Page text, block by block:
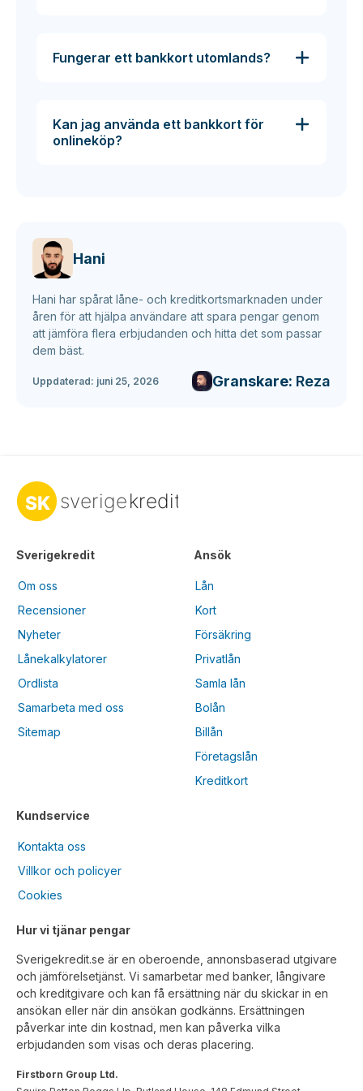
Fungerar ett bankkort utomlands?
Kan jag använda ett bankkort för
onlineköp?
Hani
Hani har spårat låne- och kreditkortsmarknaden under
åren för att hjälpa användare att spara pengar genom
att jämföra flera erbjudanden och hitta det som passar
dem bäst.
Uppdaterad: juni 25, 2026 Granskare: Reza
Sverigekredit
Om oss
Recensioner
Nyheter
Lånekalkylatorer
Ordlista
Samarbeta med oss
Sitemap
Kundservice
Kontakta oss
Villkor och policyer
Cookies
Ansök
Lån
Kort
Försäkring
Privatlån
Samla lån
Bolån
Billån
Företagslån
Kreditkort
Hur vi tjänar pengar
Sverigekredit.se är en oberoende, annonsbaserad utgivare
och jämförelsetjänst. Vi samarbetar med banker, långivare
och kreditgivare och kan få ersättning när du skickar in en
ansökan eller när din ansökan godkänns. Ersättningen
påverkar inte din kostnad, men kan påverka vilka
erbjudanden som visas och deras placering.
Firstborn Group Ltd.